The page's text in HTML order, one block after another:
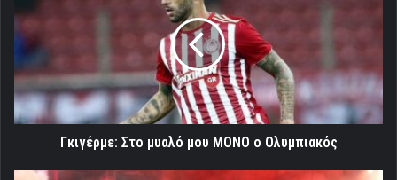
μυαλό
ΜΟΝΟ
ο
Ολυμπιακός
Γκιγέρμε: Στο μυαλό μου ΜΟΝΟ ο Ολυμπιακός